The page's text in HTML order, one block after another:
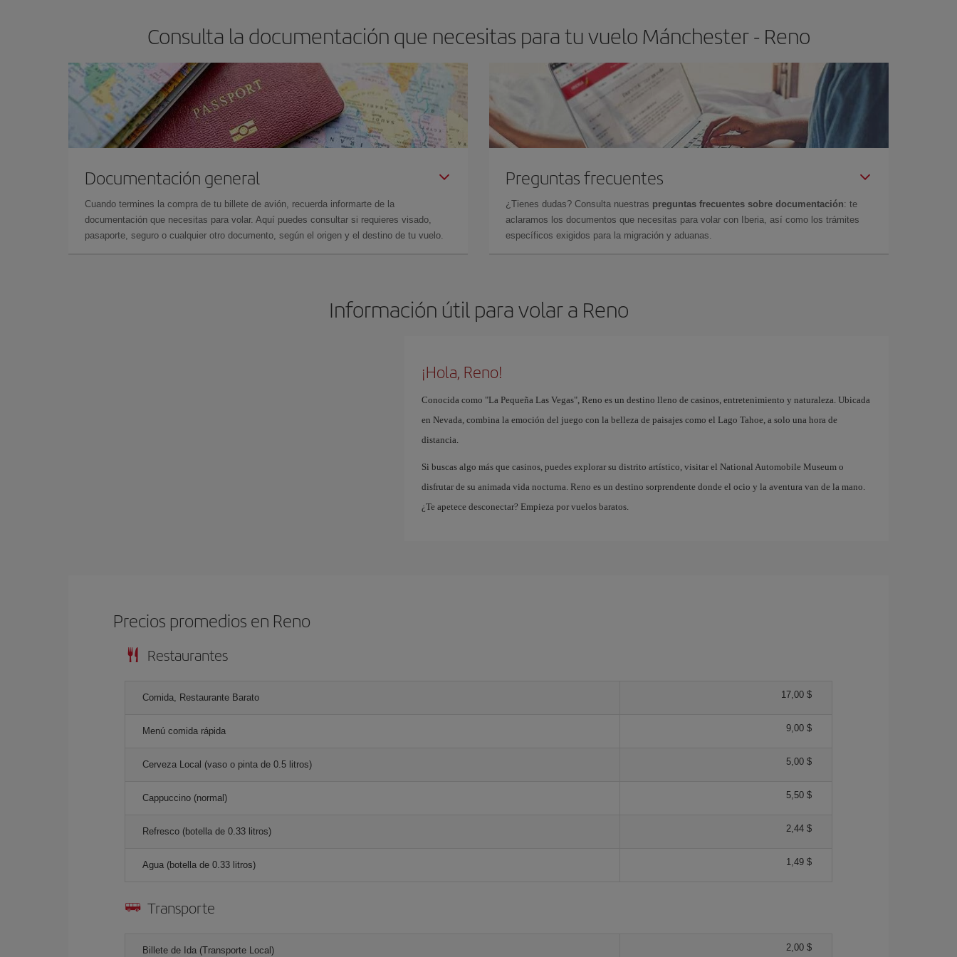
Consulta la documentación que necesitas para tu vuelo Mánchester - Reno
Documentación general
Cuando termines la compra de tu billete de avión, recuerda informarte de la
documentación que necesitas para volar. Aquí puedes consultar si requieres visado,
pasaporte, seguro o cualquier otro documento, según el origen y el destino de tu vuelo.
Preguntas frecuentes
¿Tienes dudas? Consulta nuestras preguntas frecuentes sobre documentación: te
aclaramos los documentos que necesitas para volar con Iberia, así como los trámites
específicos exigidos para la migración y aduanas.
Información útil para volar a Reno
¡Hola, Reno!
Conocida como "La Pequeña Las Vegas", Reno es un destino lleno de casinos, entretenimiento y naturaleza. Ubicada
en Nevada, combina la emoción del juego con la belleza de paisajes como el Lago Tahoe, a solo una hora de
distancia.
Si buscas algo más que casinos, puedes explorar su distrito artístico, visitar el National Automobile Museum o
disfrutar de su animada vida nocturna. Reno es un destino sorprendente donde el ocio y la aventura van de la mano.
¿Te apetece desconectar? Empieza por vuelos baratos.
Precios promedios en Reno
Restaurantes
Comida, Restaurante Barato 17,00 $
Menú comida rápida 9,00 $
Cerveza Local (vaso o pinta de 0.5 litros) 5,00 $
Cappuccino (normal) 5,50 $
Refresco (botella de 0.33 litros) 2,44 $
Agua (botella de 0.33 litros) 1,49 $
Transporte
Billete de Ida (Transporte Local) 2,00 $